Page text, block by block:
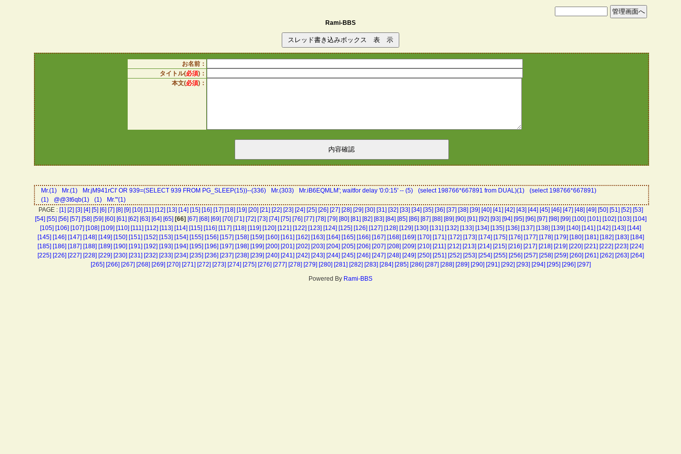
Rami-BBS
お名前：
タイトル(必須)：
本文(必須)：
Mr.(1) Mr.(1) Mr.jM941rCI' OR 939=(SELECT 939 FROM PG_SLEEP(15))--(336) Mr.(303) Mr.iB6EQMLM'; waitfor delay '0:0:15' -- (5) (select 198766*667891 from DUAL)(1)
(select 198766*667891)
(1)
@@3t6qb(1) (1)
Mr.'"(1)
PAGE : [1] [2] [3] [4] [5] [6] [7] [8] [9] [10] [11] [12] [13] [14] [15] [16] [17] [18] [19] [20] [21] [22] [23] [24] [25] [26] [27] [28] [29] [30] [31] [32] [33] [34] [35] [36] [37] [38] [39] [40] [41] [42] [43] [44] [45] [46] [47] [48] [49] [50] [51] [52] [53]
[54] [55] [56] [57] [58] [59] [60] [61] [62] [63] [64] [65] [66] [67] [68] [69] [70] [71] [72] [73] [74] [75] [76] [77] [78] [79] [80] [81] [82] [83] [84] [85] [86] [87] [88] [89] [90] [91] [92] [93] [94] [95] [96] [97] [98] [99] [100] [101] [102] [103] [104]
[105] [106] [107] [108] [109] [110] [111] [112] [113] [114] [115] [116] [117] [118] [119] [120] [121] [122] [123] [124] [125] [126] [127] [128] [129] [130] [131] [132] [133] [134] [135] [136] [137] [138] [139] [140] [141] [142] [143] [144]
[145] [146] [147] [148] [149] [150] [151] [152] [153] [154] [155] [156] [157] [158] [159] [160] [161] [162] [163] [164] [165] [166] [167] [168] [169] [170] [171] [172] [173] [174] [175] [176] [177] [178] [179] [180] [181] [182] [183] [184]
[185] [186] [187] [188] [189] [190] [191] [192] [193] [194] [195] [196] [197] [198] [199] [200] [201] [202] [203] [204] [205] [206] [207] [208] [209] [210] [211] [212] [213] [214] [215] [216] [217] [218] [219] [220] [221] [222] [223] [224]
[225] [226] [227] [228] [229] [230] [231] [232] [233] [234] [235] [236] [237] [238] [239] [240] [241] [242] [243] [244] [245] [246] [247] [248] [249] [250] [251] [252] [253] [254] [255] [256] [257] [258] [259] [260] [261] [262] [263] [264]
[265] [266] [267] [268] [269] [270] [271] [272] [273] [274] [275] [276] [277] [278] [279] [280] [281] [282] [283] [284] [285] [286] [287] [288] [289] [290] [291] [292] [293] [294] [295] [296] [297]
Powered By Rami-BBS